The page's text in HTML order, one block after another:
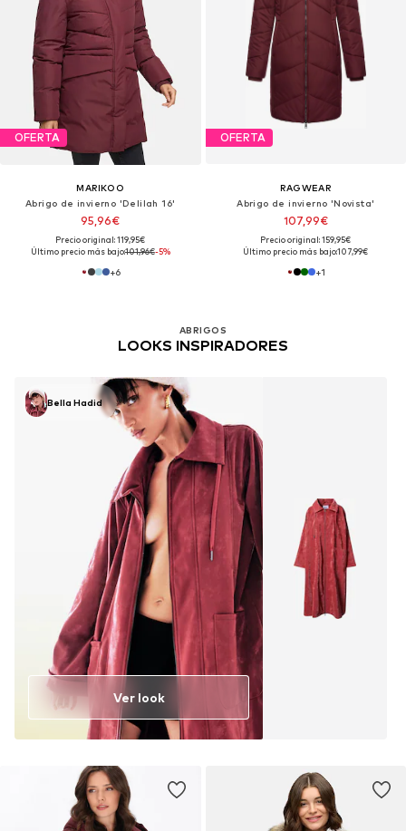
OFERTA
MARIKOO
Abrigo de invierno 'Delilah 16'
95,96€
Precio original: 119,95€
Último precio más bajo:101,96€-5%
+6
OFERTA
RAGWEAR
Abrigo de invierno 'Novista'
107,99€
Precio original: 159,95€
Último precio más bajo:107,99€
+1
ABRIGOS
LOOKS INSPIRADORES
Bella Hadid
Ver look